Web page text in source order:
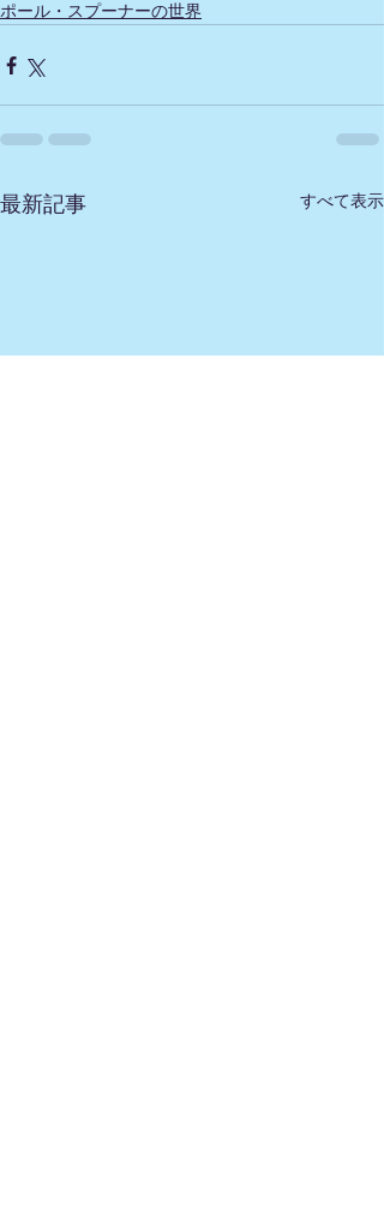
ポール・スプーナーの世界
最新記事 すべて表示